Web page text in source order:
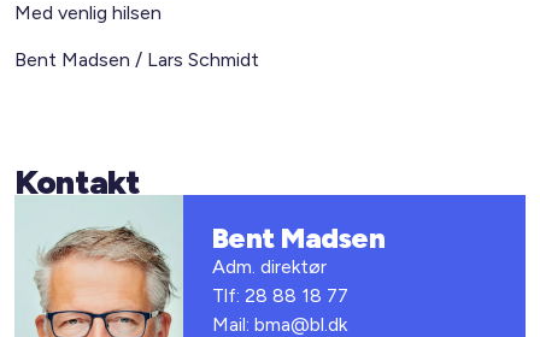
Med venlig hilsen
Bent Madsen / Lars Schmidt
Kontakt
Bent Madsen
Adm. direktør
Tlf: 28 88 18 77
Mail: bma@bl.dk